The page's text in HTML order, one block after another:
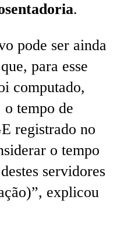
.
pode ser ainda
para esse
computado,
tempo de
registrado no
o tempo
servidores
explicou